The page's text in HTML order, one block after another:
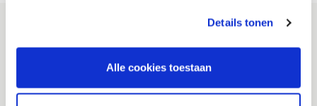
Details tonen
Alle cookies toestaan
Veiligheidsregio Brabant-Zuidoost